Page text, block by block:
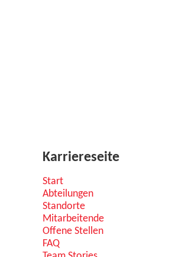
Karriereseite
Start
Abteilungen
Standorte
Mitarbeitende
Offene Stellen
FAQ